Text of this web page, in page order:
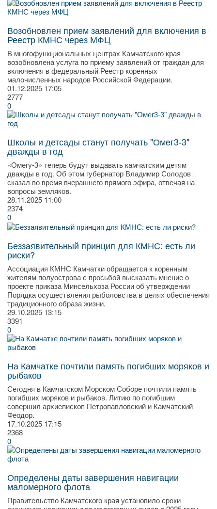
Возобновлен прием заявлений для включения в
Реестр КМНС через МФЦ
В многофункциональных центрах Камчатского края
возобновлена услуга по приему заявлений от граждан для
включения в федеральный Реестр коренных
малочисленных народов Российской Федерации.
01.12.2025 17:05
2777
0
Школы и детсады станут получать "Омег3-3"
дважды в год
«Омегу-3» теперь будут выдавать камчатским детям
дважды в год. Об этом губернатор Владимир Солодов
сказал во время вчерашнего прямого эфира, отвечая на
вопросы земляков.
28.11.2025 11:00
2374
0
Беззаявительный принцип для КМНС: есть ли
риски?
Ассоциация КМНС Камчатки обращается к коренным
жителям полуострова с просьбой высказать мнение о
проекте приказа Минсельхоза России об утверждении
Порядка осуществления рыболовства в целях обеспечения
традиционного образа жизни.
29.10.2025 13:15
3391
0
На Камчатке почтили память погибших моряков и
рыбаков
Сегодня в Камчатском Морском Соборе почтили память
погибших моряков и рыбаков. Литию по погибшим
совершил архиепископ Петропавловский и Камчатский
Феодор.
17.10.2025 17:15
2368
0
Определены даты завершения навигации
маломерного флота
Правительство Камчатского края установило сроки